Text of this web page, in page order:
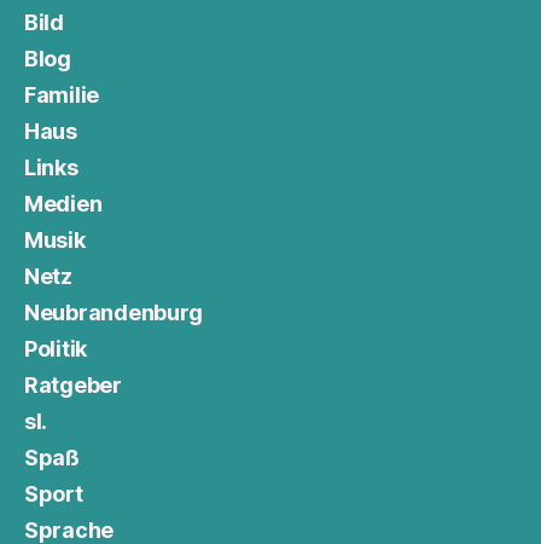
Bild
Blog
Familie
Haus
Links
Medien
Musik
Netz
Neubrandenburg
Politik
Ratgeber
sl.
Spaß
Sport
Sprache